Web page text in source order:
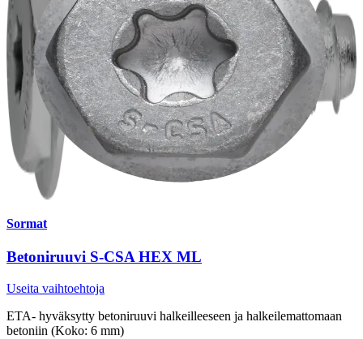
Sormat
Betoniruuvi S-CSA HEX ML
Useita vaihtoehtoja
ETA- hyväksytty betoniruuvi halkeilleeseen ja halkeilemattomaan
betoniin (Koko: 6 mm)